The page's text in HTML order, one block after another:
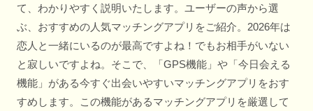
て、わかりやすく説明いたします。ユーザーの声から選
ぶ、おすすめの人気マッチングアプリをご紹介。2026年は
恋人と一緒にいるのが最高ですよね！でもお相手がいない
と寂しいですよね。そこで、「GPS機能」や「今日会える
機能」がある今すぐ出会いやすいマッチングアプリをおす
すめします。この機能があるマッチングアプリを厳選して